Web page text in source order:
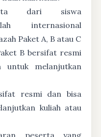
dari siswa
internasional
Paket A, B atau C
B bersifat resmi
untuk melanjutkan
resmi dan bisa
kuliah atau
peserta yang